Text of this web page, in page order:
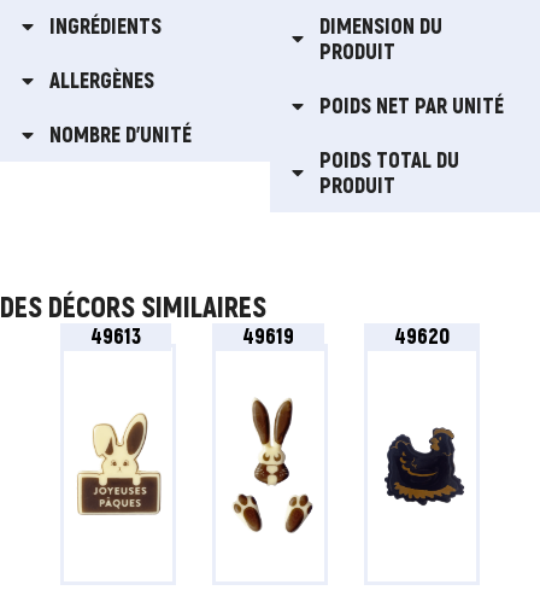
INGRÉDIENTS
ALLERGÈNES
NOMBRE D'UNITÉ
DIMENSION DU
PRODUIT
POIDS NET PAR UNITÉ
POIDS TOTAL DU
PRODUIT
DES DÉCORS SIMILAIRES
49613 49619 49620